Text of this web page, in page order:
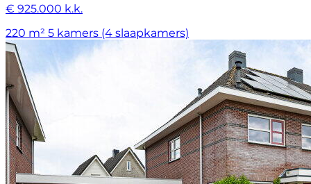
€ 925.000 k.k.
220 m² 5 kamers (4 slaapkamers)